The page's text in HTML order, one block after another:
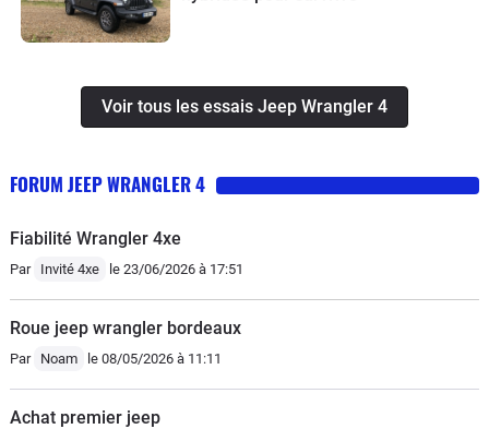
Voir tous les essais Jeep Wrangler 4
FORUM JEEP WRANGLER 4
Fiabilité Wrangler 4xe
Par Invité 4xe le 23/06/2026 à 17:51
Roue jeep wrangler bordeaux
Par Noam le 08/05/2026 à 11:11
Achat premier jeep